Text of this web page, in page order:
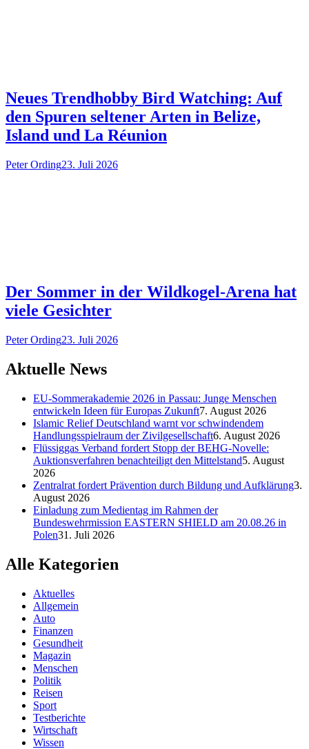
Neues Trendhobby Bird Watching: Auf
den Spuren seltener Arten in Belize,
Island und La Réunion
Peter Ording23. Juli 2026
Der Sommer in der Wildkogel-Arena hat
viele Gesichter
Peter Ording23. Juli 2026
Aktuelle News
EU-Sommerakademie 2026 in Passau: Junge Menschen
entwickeln Ideen für Europas Zukunft7. August 2026
Islamic Relief Deutschland warnt vor schwindendem
Handlungsspielraum der Zivilgesellschaft6. August 2026
Flüssiggas Verband fordert Stopp der BEHG-Novelle:
Auktionsverfahren benachteiligt den Mittelstand5. August
2026
Zentralrat fordert Prävention durch Bildung und Aufklärung3.
August 2026
Einladung zum Medientag im Rahmen der
Bundeswehrmission EASTERN SHIELD am 20.08.26 in
Polen31. Juli 2026
Alle Kategorien
Aktuelles
Allgemein
Auto
Finanzen
Gesundheit
Magazin
Menschen
Politik
Reisen
Sport
Testberichte
Wirtschaft
Wissen